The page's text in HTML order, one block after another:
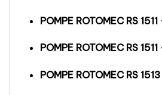
POMPE ROTOMEC RS
POMPE ROTOMEC RS
POMPE ROTOMEC RS